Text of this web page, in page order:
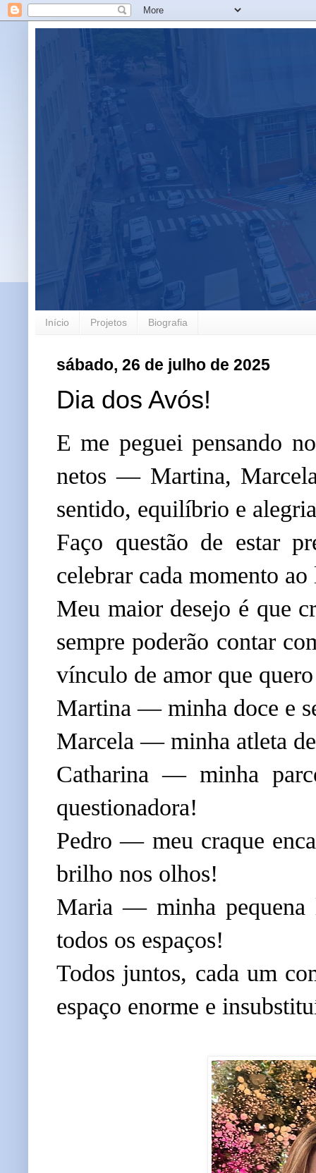
Início Projetos Biografia
sábado, 26 de julho de 2025
Dia dos Avós!
E me peguei pensando
netos — Martina,
sentido, equilíbrio e
Faço questão de estar
celebrar cada momento ao
Meu maior desejo é que
sempre poderão contar
vínculo de amor que
Martina — minha doce e
Marcela — minha atleta
Catharina — minha
questionadora!
Pedro — meu craque
brilho nos olhos!
Maria — minha pequena
todos os espaços!
Todos juntos, cada um
espaço enorme e